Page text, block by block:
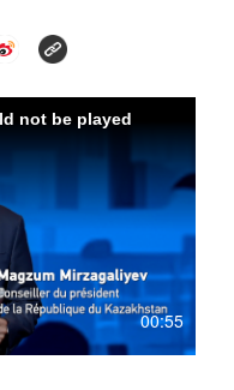
00:55
not be played